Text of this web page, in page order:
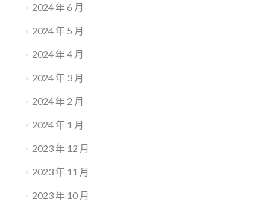
2024 年 6 月
2024 年 5 月
2024 年 4 月
2024 年 3 月
2024 年 2 月
2024 年 1 月
2023 年 12 月
2023 年 11 月
2023 年 10 月